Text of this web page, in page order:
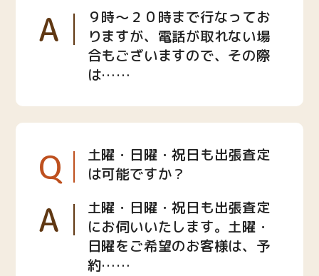
A
９時〜２０時まで行なってお
りますが、電話が取れない場
合もございますので、その際
は……
Q
土曜・日曜・祝日も出張査定
は可能ですか？
A
土曜・日曜・祝日も出張査定
にお伺いいたします。土曜・
日曜をご希望のお客様は、予
約……